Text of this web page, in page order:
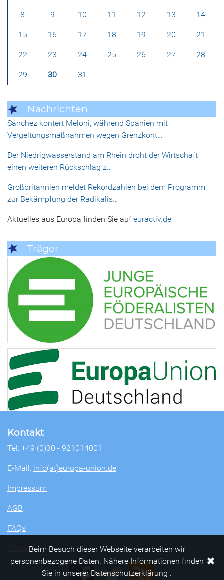
8 9 10 11 12 13 14
15 16 17 18 19 20 21
22 23 24 25 26 27 28
29 30 31
Nachrichten
Sánchez kontert Meloni, während Spanien mit
Vergeltungsmaßnahmen wegen Grenzkont…
Der Niedrigwasserstand am Rhein droht der Wirtschaft
einen weiteren Rückschlag z…
Großbritannien meldet Rekordzahlen bei dem Programm
zur Bekämpfung der Radikalis…
Aktuelles aus Europa finden Sie aufeuractiv.de
Träger
Kontakt
Tel: +49 (0)30 - 921014001
E-Mail: info(at)europa-union.de
Impressum
AGB
FAQs
KontaktBeim Besuch dieser Webseite verarbeiten wir
personenbezogene Daten. Nähere Informationen finden
Sie in unserer Datenschutzerklärung .
✖